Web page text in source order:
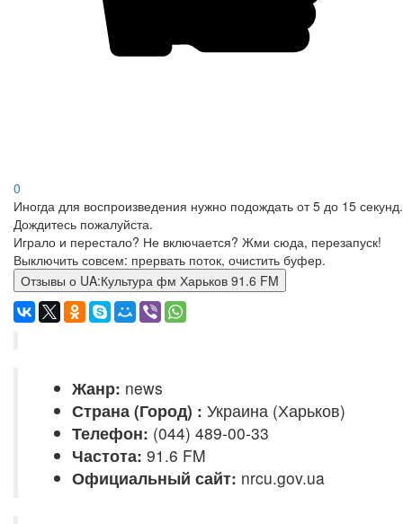
0
Иногда для воспроизведения нужно подождать от 5 до 15 секунд.
Дождитесь пожалуйста.
Играло и перестало? Не включается? Жми сюда, перезапуск!
Выключить совсем: прервать поток, очистить буфер.
Отзывы о UA:Культура фм Харьков 91.6 FM
Жанр: news
Страна (Город) : Украина (Харьков)
Телефон: (044) 489-00-33
Частота: 91.6 FM
Официальный сайт: nrcu.gov.ua